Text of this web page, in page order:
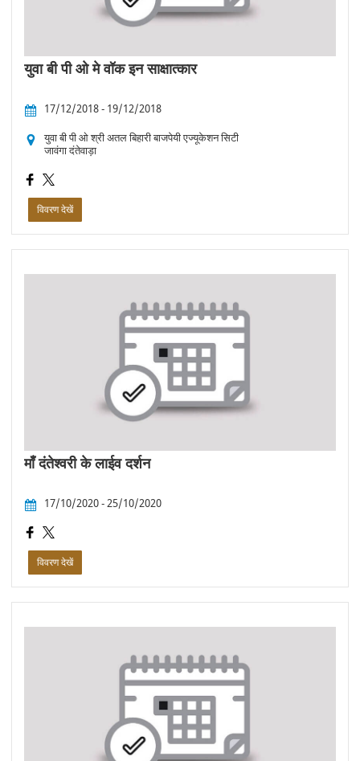
युवा बी पी ओ मे वॉक इन साक्षात्कार
17/12/2018 - 19/12/2018
युवा बी पी ओ श्री अतल बिहारी बाजपेयी एज्यूकेशन सिटी
जावंगा दंतेवाड़ा
विवरण देखें
माँ दंतेश्वरी के लाईव दर्शन
17/10/2020 - 25/10/2020
विवरण देखें